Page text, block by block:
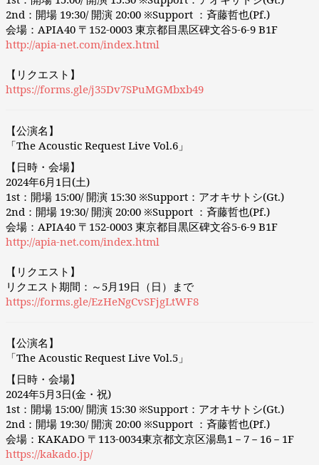
2nd：開場 19:30/ 開演 20:00 ※Support ：斉藤哲也(Pf.)
会場：APIA40 〒152-0003 東京都目黒区碑文谷5-6-9 B1F
http://apia-net.com/index.html
【リクエスト】
https://forms.gle/j35Dv7SPuMGMbxb49
【公演名】
「The Acoustic Request Live Vol.6」
【日時・会場】
2024年6月1日(土)
1st：開場 15:00/ 開演 15:30 ※Support：アオキサトシ(Gt.)
2nd：開場 19:30/ 開演 20:00 ※Support ：斉藤哲也(Pf.)
会場：APIA40 〒152-0003 東京都目黒区碑文谷5-6-9 B1F
http://apia-net.com/index.html
【リクエスト】
リクエスト期間：～5月19日（日）まで
https://forms.gle/EzHeNgCvSFjgLtWF8
【公演名】
「The Acoustic Request Live Vol.5」
【日時・会場】
2024年5月3日(金・祝)
1st：開場 15:00/ 開演 15:30 ※Support：アオキサトシ(Gt.)
2nd：開場 19:30/ 開演 20:00 ※Support ：斉藤哲也(Pf.)
会場：KAKADO 〒113-0034東京都文京区湯島1－7－16－1F
https://kakado.jp/